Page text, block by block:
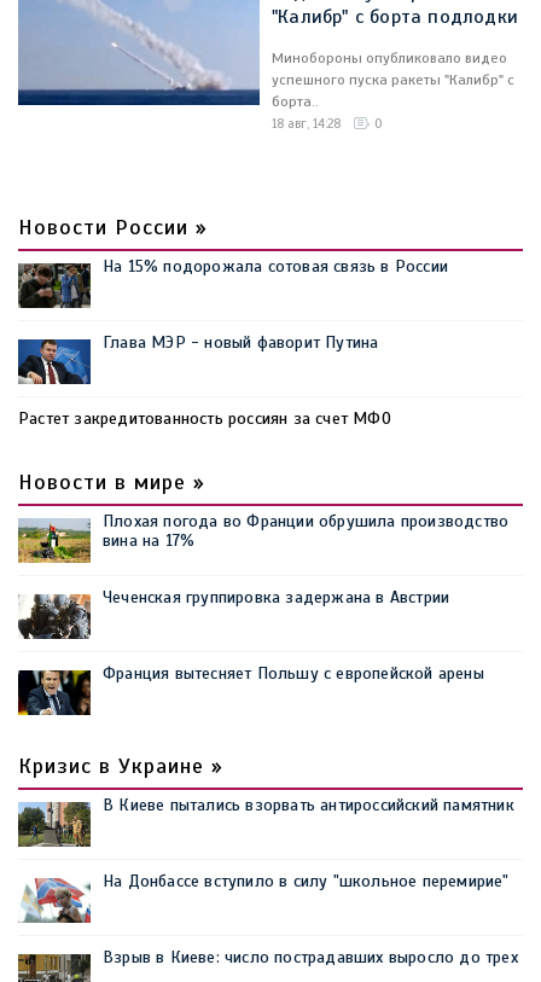
"Калибр" с борта подлодки
Минобороны опубликовало видео
успешного пуска ракеты "Калибр" с
борта..
18 авг, 14:28
0
Новости России »
На 15% подорожала сотовая связь в России
Глава МЭР - новый фаворит Путина
Растет закредитованность россиян за счет МФО
Новости в мире »
Плохая погода во Франции обрушила производство
вина на 17%
Чеченская группировка задержана в Австрии
Франция вытесняет Польшу с европейской арены
Кризис в Украине »
В Киеве пытались взорвать антироссийский памятник
На Донбассе вступило в силу "школьное перемирие"
Взрыв в Киеве: число пострадавших выросло до трех